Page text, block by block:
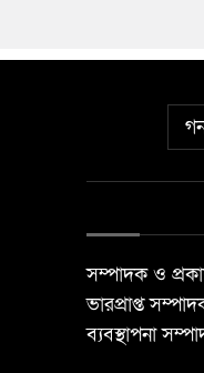
সম্পাদক ও
ভারপ্রাপ্ত
ব্যবস্থাপনা